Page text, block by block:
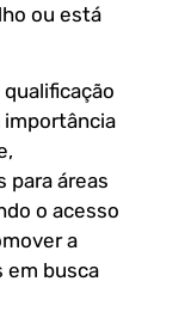
ou está
importância
para áreas
o acesso
a
em busca